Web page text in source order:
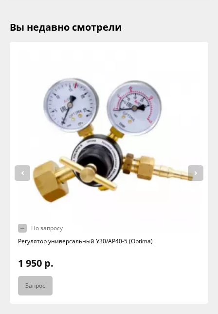
Вы недавно смотрели
По запросу
Регулятор универсальный У30/АР40-5 (Optima)
1 950 р.
Запрос